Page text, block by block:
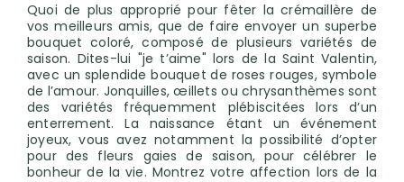
Quoi de plus approprié pour fêter la crémaillère de
vos meilleurs amis, que de faire envoyer un superbe
bouquet coloré, composé de plusieurs variétés de
saison. Dites-lui "je t’aime" lors de la Saint Valentin,
avec un splendide bouquet de roses rouges, symbole
de l’amour. Jonquilles, œillets ou chrysanthèmes sont
des variétés fréquemment plébiscitées lors d’un
enterrement. La naissance étant un événement
joyeux, vous avez notamment la possibilité d’opter
pour des fleurs gaies de saison, pour célébrer le
bonheur de la vie. Montrez votre affection lors de la